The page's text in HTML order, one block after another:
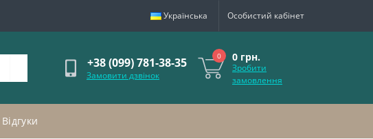
Українська Особистий кабінет
+38 (099) 781-38-35
Замовити дзвінок
0 0 грн.
Зробити
замовлення
Відгуки